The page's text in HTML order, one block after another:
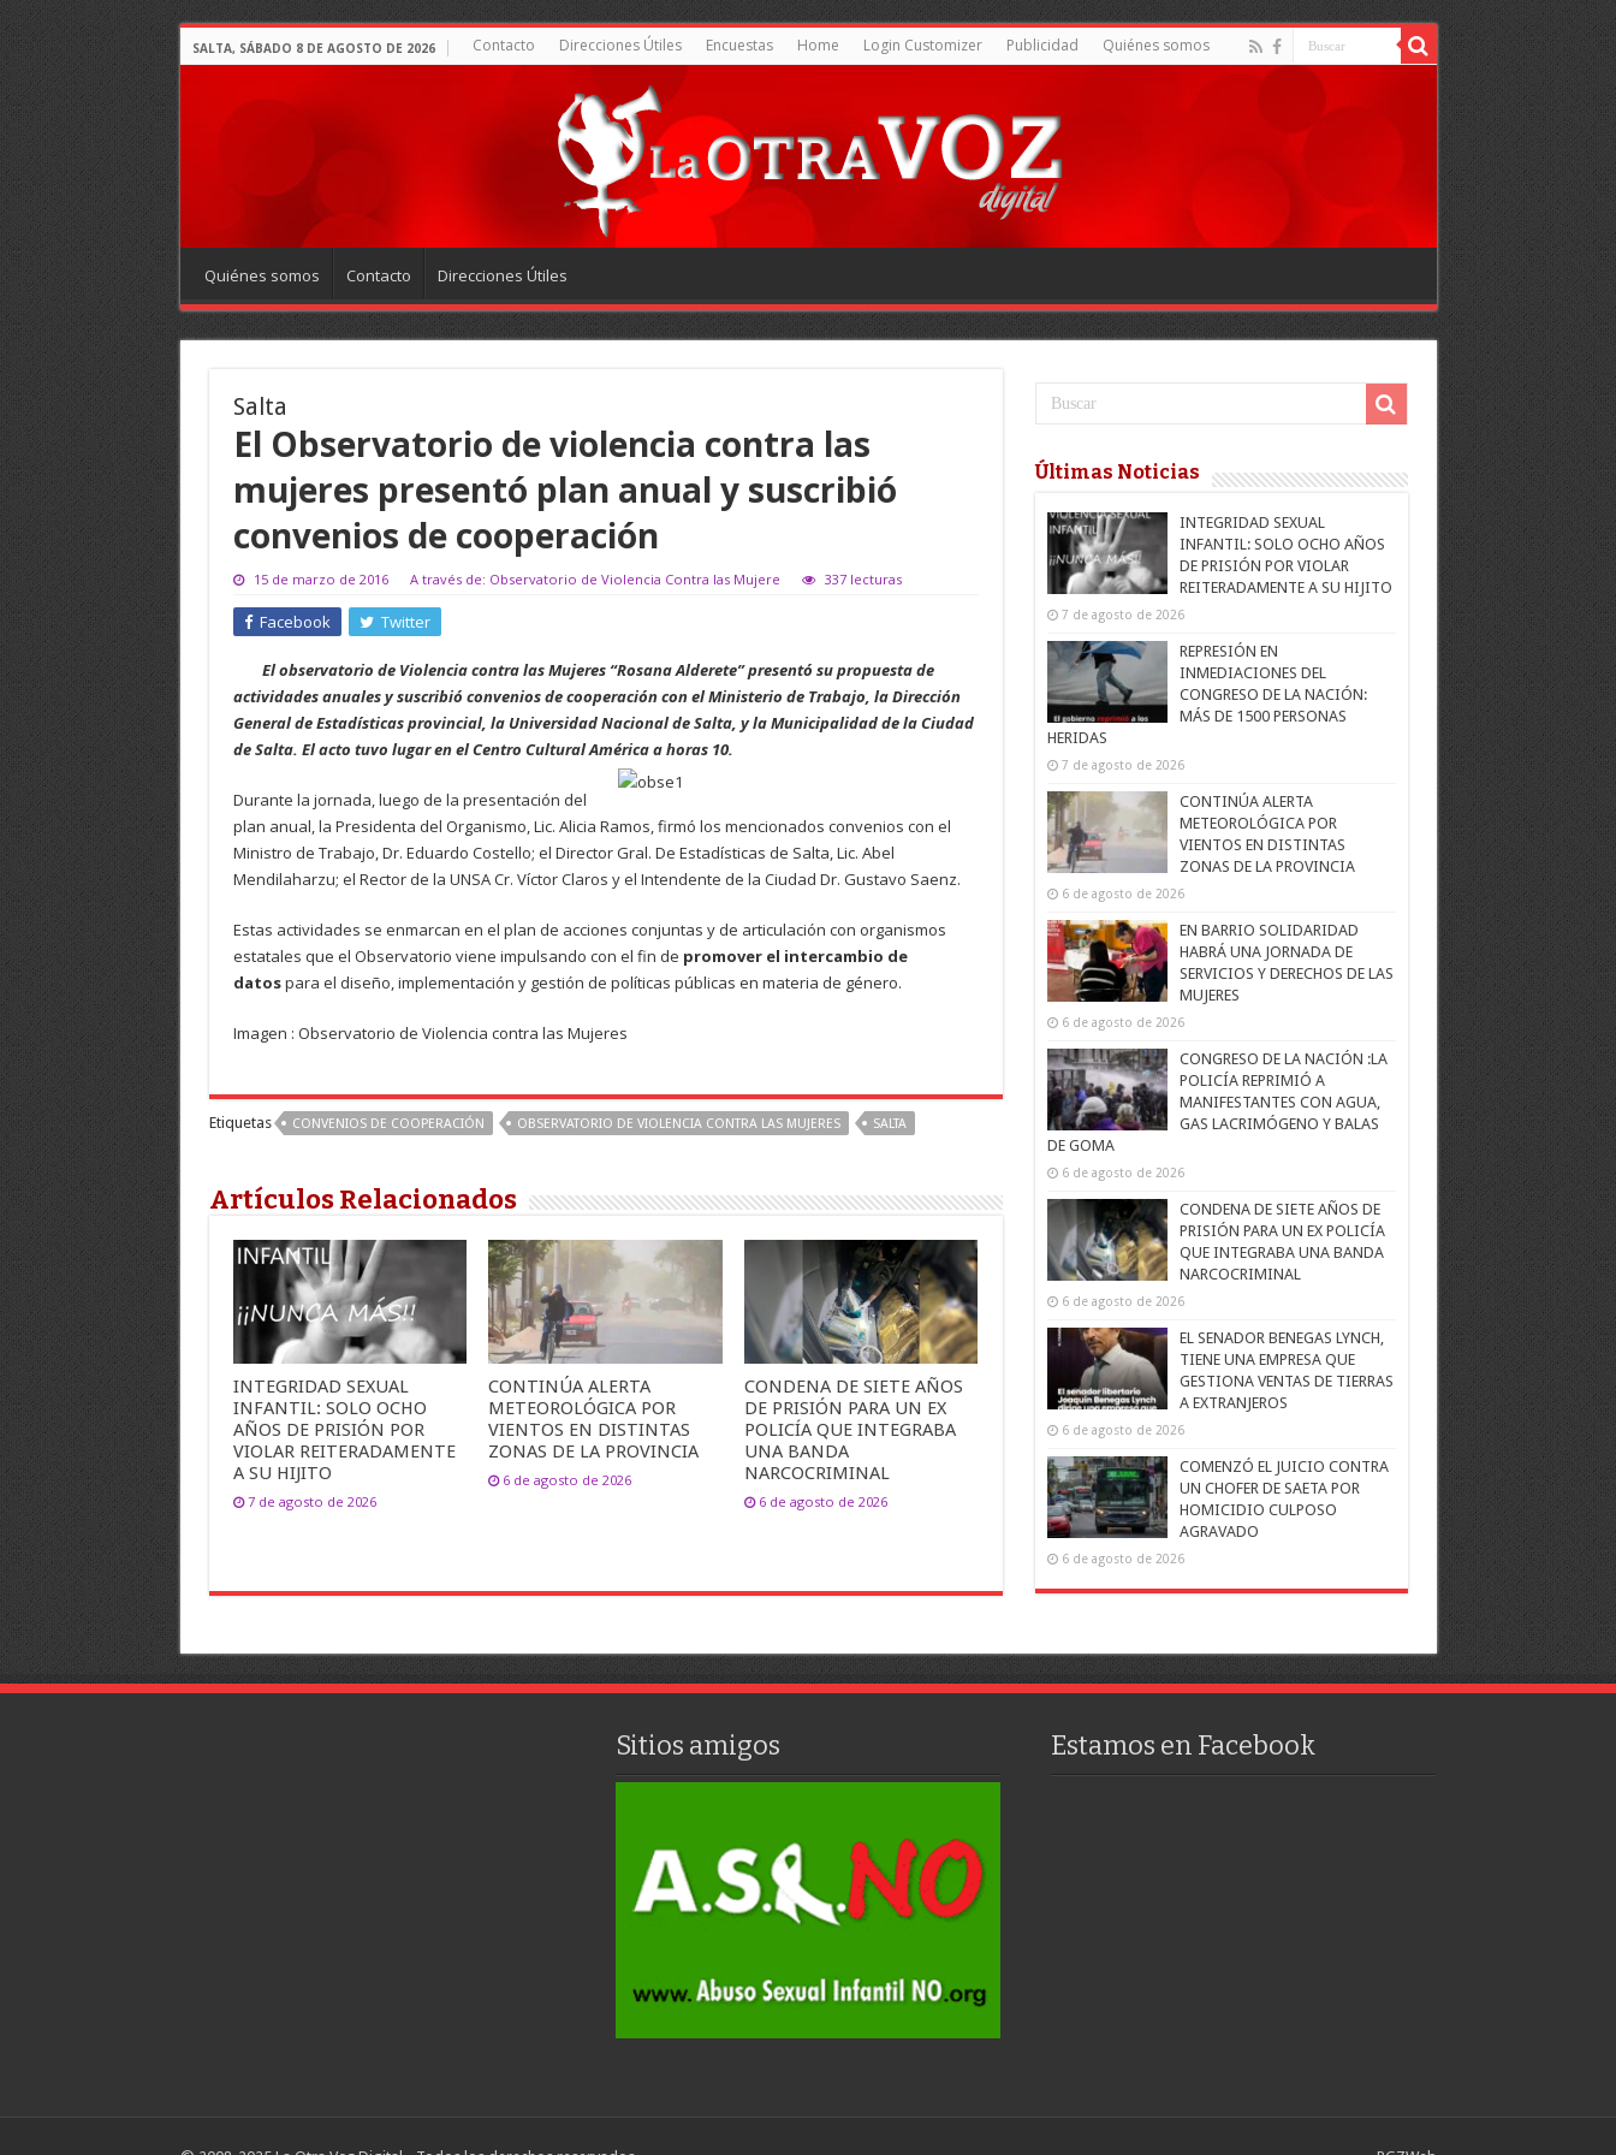
SALTA, SÁBADO 8 DE AGOSTO DE 2026 Contacto Direcciones Útiles Encuestas Home Login Customizer Publicidad Quiénes somos
Quiénes somos Contacto Direcciones Útiles
Salta
El Observatorio de violencia contra las
mujeres presentó plan anual y suscribió
convenios de cooperación
15 de marzo de 2016 A través de: Observatorio de Violencia Contra las Mujere 337 lecturas
Facebook Twitter
El observatorio de Violencia contra las Mujeres “Rosana Alderete” presentó su propuesta de
actividades anuales y suscribió convenios de cooperación con el Ministerio de Trabajo, la Dirección
General de Estadísticas provincial, la Universidad Nacional de Salta, y la Municipalidad de la Ciudad
de Salta. El acto tuvo lugaren el Centro Cultural América a horas 10.
Durante la jornada, luego de la presentación del
plan anual, la Presidenta del Organismo, Lic. Alicia Ramos, firmó los mencionados convenios con el
Ministro de Trabajo, Dr. Eduardo Costello; el Director Gral. De Estadísticas de Salta, Lic. Abel
Mendilaharzu; el Rector de la UNSA Cr. Víctor Claros y el Intendente de la Ciudad Dr. Gustavo Saenz.
Estas actividades se enmarcan en el plan de acciones conjuntas y de articulación con organismos
estatales que el Observatorio viene impulsando con el fin de promover el intercambio de
datospara el diseño, implementación y gestión de políticas públicas en materia de género.
Imagen : Observatorio de Violencia contra las Mujeres
Etiquetas CONVENIOS DE COOPERACIÓN OBSERVATORIO DE VIOLENCIA CONTRA LAS MUJERES SALTA
Artículos Relacionados
INTEGRIDAD SEXUAL
INFANTIL: SOLO OCHO
AÑOS DE PRISIÓN POR
VIOLAR REITERADAMENTE
A SU HIJITO
7 de agosto de 2026
CONTINÚA ALERTA
METEOROLÓGICA POR
VIENTOS EN DISTINTAS
ZONAS DE LA PROVINCIA
6 de agosto de 2026
CONDENA DE SIETE AÑOS
DE PRISIÓN PARA UN EX
POLICÍA QUE INTEGRABA
UNA BANDA
NARCOCRIMINAL
6 de agosto de 2026
Últimas Noticias
INTEGRIDAD SEXUAL
INFANTIL: SOLO OCHO AÑOS
DE PRISIÓN POR VIOLAR
REITERADAMENTE A SU HIJITO
7 de agosto de 2026
REPRESIÓN EN
INMEDIACIONES DEL
CONGRESO DE LA NACIÓN:
MÁS DE 1500 PERSONAS
HERIDAS
7 de agosto de 2026
CONTINÚA ALERTA
METEOROLÓGICA POR
VIENTOS EN DISTINTAS
ZONAS DE LA PROVINCIA
6 de agosto de 2026
EN BARRIO SOLIDARIDAD
HABRÁ UNA JORNADA DE
SERVICIOS Y DERECHOS DE LAS
MUJERES
6 de agosto de 2026
CONGRESO DE LA NACIÓN :LA
POLICÍA REPRIMIÓ A
MANIFESTANTES CON AGUA,
GAS LACRIMÓGENO Y BALAS
DE GOMA
6 de agosto de 2026
CONDENA DE SIETE AÑOS DE
PRISIÓN PARA UN EX POLICÍA
QUE INTEGRABA UNA BANDA
NARCOCRIMINAL
6 de agosto de 2026
EL SENADOR BENEGAS LYNCH,
TIENE UNA EMPRESA QUE
GESTIONA VENTAS DE TIERRAS
A EXTRANJEROS
6 de agosto de 2026
COMENZÓ EL JUICIO CONTRA
UN CHOFER DE SAETA POR
HOMICIDIO CULPOSO
AGRAVADO
6 de agosto de 2026
Sitios amigos Estamos en Facebook